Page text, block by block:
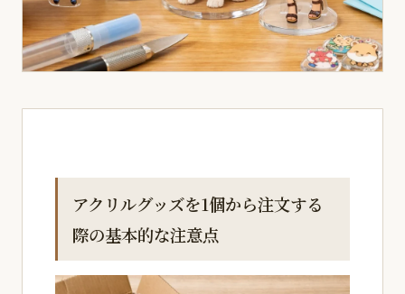
アクリルグッズを1個から注文する
際の基本的な注意点